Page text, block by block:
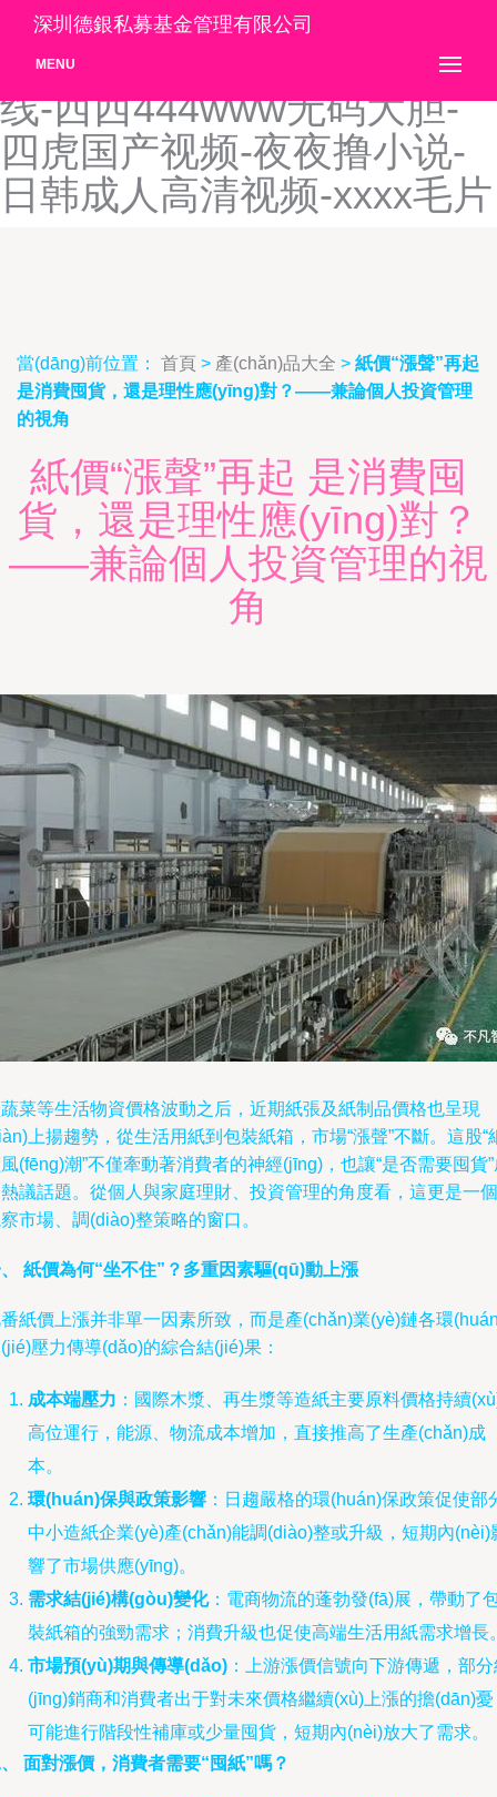
日本a在线-51成人做爰www
免费看网站-国产区视频在
线-西西444www无码大胆-
四虎国产视频-夜夜撸小说-
日韩成人高清视频-xxxx毛片
深圳德銀私募基金管理有限公司
MENU
當(dāng)前位置： 首頁 > 產(chǎn)品大全 > 紙價“漲聲”再起
是消費囤貨，還是理性應(yīng)對？——兼論個人投資管理
的視角
紙價“漲聲”再起 是消費囤
貨，還是理性應(yīng)對？
——兼論個人投資管理的視
角
菜等生活物資價格波動之后，近期紙張及紙制品價格也呈現
上揚趨勢，從生活用紙到包裝紙箱，市場“漲聲”不斷。這股“
(fēng)潮”不僅牽動著消費者的神經(jīng)，也讓“是否需要囤貨
議話題。從個人與家庭理財、投資管理的角度看，這更是一個
市場、調(diào)整策略的窗口。
紙價為何“坐不住”？多重因素驅(qū)動上漲
紙價上漲并非單一因素所致，而是產(chǎn)業(yè)鏈各環
壓力傳導(dǎo)的綜合結(jié)果：
成本端壓力 ：國際木漿、再生漿等造紙主要原料價格持續
高位運行，能源、物流成本增加，直接推高了生產(chǎn)成
本。
環(huán)保與政策影響 ：日趨嚴格的環(huán)保政策促使部
中小造紙企業(yè)產(chǎn)能調(diào)整或升級，短期內(nèi)
響了市場供應(yīng)。
需求結(jié)構(gòu)變化：電商物流的蓬勃發(fā)展，帶動了
裝紙箱的強勁需求；消費升級也促使高端生活用紙需求增長
市場預(yù)期與傳導(dǎo) ：上游漲價信號向下游傳遞，部
(jīng)銷商和消費者出于對未來價格繼續(xù)上漲的擔(dān)憂
可能進行階段性補庫或少量囤貨，短期內(nèi)放大了需求。
面對漲價，消費者需要“囤紙”嗎？